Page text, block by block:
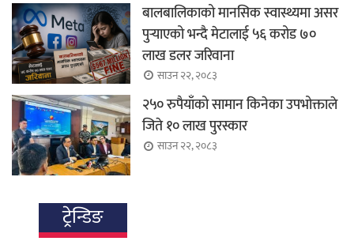
बालबालिकाको मानसिक स्वास्थ्यमा असर
पुर्‍याएको भन्दै मेटालाई ५६ करोड ७०
लाख डलर जरिवाना
साउन २२, २०८३
२५० रुपैयाँको सामान किनेका उपभोक्ताले
जिते १० लाख पुरस्कार
साउन २२, २०८३
ट्रेन्डिङ